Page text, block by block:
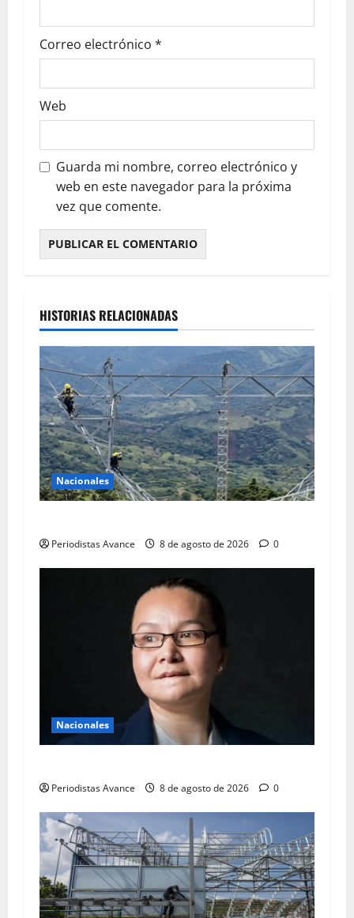
Correo electrónico *
Web
Guarda mi nombre, correo electrónico y
web en este navegador para la próxima
vez que comente.
HISTORIAS RELACIONADAS
Nacionales
Periodistas Avance 8 de agosto de 2026 0
Nacionales
Periodistas Avance 8 de agosto de 2026 0